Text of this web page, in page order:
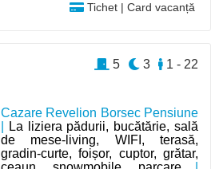
Tichet | Card vacanță
Cazare Revelion Borsec Pensiune
La liziera pădurii, bucătărie, sală
de mese-living, WIFI, terasă,
gradin-curte, foișor, cuptor, grătar,
1 - 22
3
5